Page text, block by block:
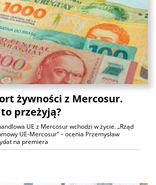
żywności z Mercosur.
przeżyją?
UE z Mercosur wchodzi w życie. „Rząd
UE-Mercosur” – ocenia Przemysław
na premiera